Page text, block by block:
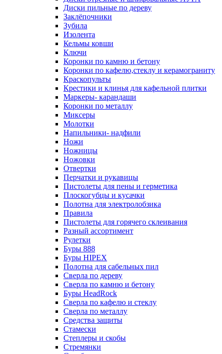
Диски пильные по дереву
Заклёпочники
Зубила
Изолента
Кельмы ковши
Ключи
Коронки по камню и бетону
Коронки по кафелю,стеклу и керамограниту
Краскопульты
Крестики и клинья для кафельной плитки
Маркеры- карандаши
Коронки по металлу
Миксеры
Молотки
Напильники- надфили
Ножи
Ножницы
Ножовки
Отвертки
Перчатки и рукавицы
Пистолеты для пены и герметика
Плоскогубцы и кусачки
Полотна для электролобзика
Правила
Пистолеты для горячего склеивания
Разный ассортимент
Рулетки
Буры 888
Буры HIPEX
Полотна для сабельных пил
Сверла по дереву
Сверла по камню и бетону
Буры HeadRock
Сверла по кафелю и стеклу
Сверла по металлу
Средства защиты
Стамески
Степлеры и скобы
Стремянки